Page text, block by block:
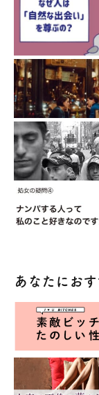
あなたにお